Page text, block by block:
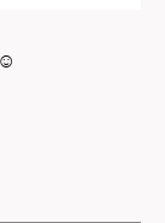
☺